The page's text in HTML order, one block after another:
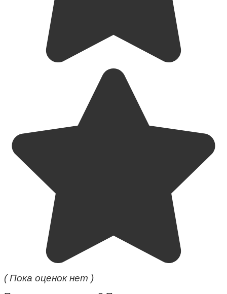
( Пока оценок нет )